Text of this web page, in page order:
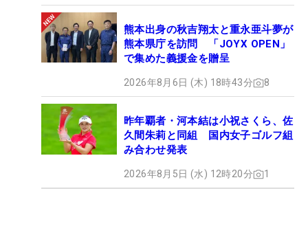
熊本出身の秋吉翔太と重永亜斗夢が
熊本県庁を訪問 「JOYX OPEN」
で集めた義援金を贈呈
2026年8月6日 (木) 18時43分 8
昨年覇者・河本結は小祝さくら、佐
久間朱莉と同組 国内女子ゴルフ組
み合わせ発表
2026年8月5日 (水) 12時20分 1